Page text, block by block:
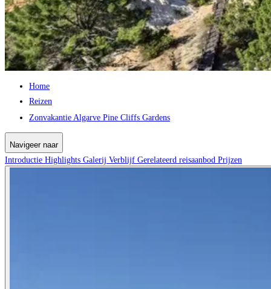
Home
Reizen
Zonvakantie Algarve Pine Cliffs Gardens
Navigeer naar
Introductie Highlights Galerij Verblijf Gerelateerd reisaanbod Prijzen